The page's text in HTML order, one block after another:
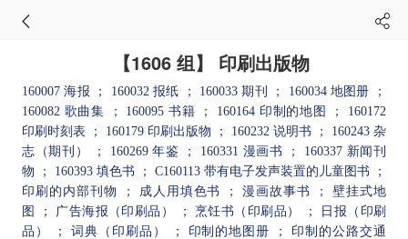
【1606 组】 印刷出版物
160007 海报 ； 160032 报纸 ； 160033 期刊 ； 160034 地图册
；
160082 歌曲集
； 160095 书籍 ； 160164 印制的地图
； 160172
印刷时刻表
； 160179 印刷出版物 ； 160232 说明书
； 160243 杂
志（期刊）
； 160269 年鉴 ； 160331 漫画书
； 160337 新闻刊
物
； 160393 填色书 ； C160113 带有电子发声装置的儿童图书
；
印刷的内部刊物
； 成人用填色书 ； 漫画故事书
； 壁挂式地
图
； 广告海报（印刷品） ； 烹饪书（印刷品）
； 日报（印刷
品）
； 词典（印刷品） ； 印制的地图册
； 印制的公路交通